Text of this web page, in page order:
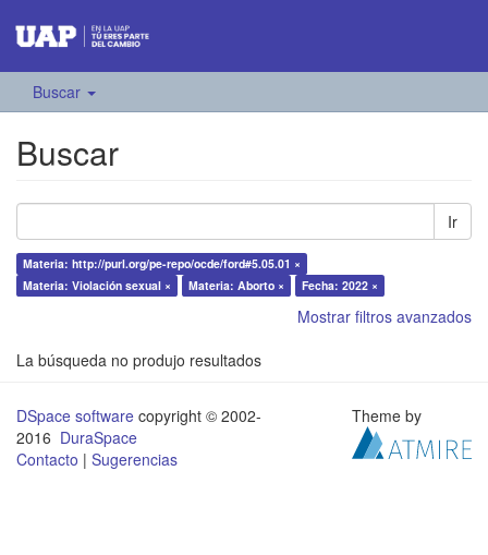
Buscar
Buscar
Ir
Materia: http://purl.org/pe-repo/ocde/ford#5.05.01 ×
Materia: Violación sexual ×
Materia: Aborto × Fecha: 2022 ×
Mostrar filtros avanzados
La búsqueda no produjo resultados
DSpace software copyright © 2002-
2016 DuraSpace
Contacto | Sugerencias
Theme by